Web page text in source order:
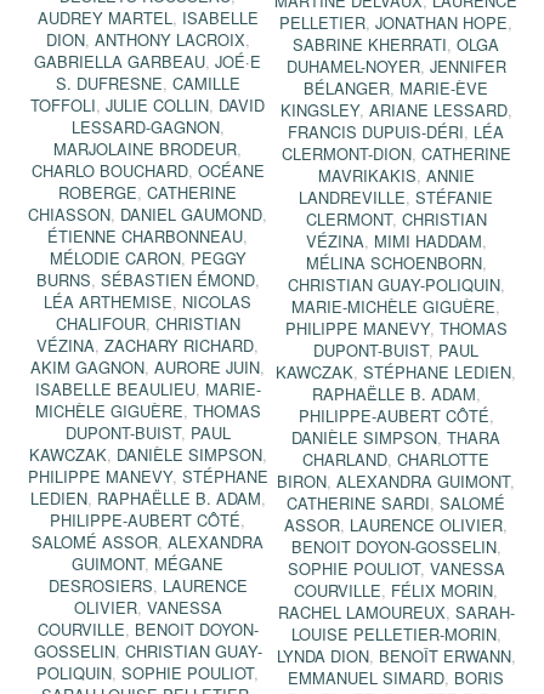
AUDREY MARTEL, ISABELLE
DION, ANTHONY LACROIX,
GABRIELLA GARBEAU,JOÉ·E
S. DUFRESNE, CAMILLE
TOFFOLI,JULIE COLLIN, DAVID
LESSARD-GAGNON,
MARJOLAINE BRODEUR,
CHARLO BOUCHARD, OCÉANE
ROBERGE,CATHERINE
CHIASSON, DANIEL GAUMOND,
ÉTIENNE CHARBONNEAU,
MÉLODIE CARON, PEGGY
BURNS, SÉBASTIEN ÉMOND,
LÉA ARTHEMISE, NICOLAS
CHALIFOUR, CHRISTIAN
VÉZINA,ZACHARY RICHARD,
AKIM GAGNON,AURORE JUIN,
ISABELLE BEAULIEU, MARIE-
MICHÈLE GIGUÈRE, THOMAS
DUPONT-BUIST, PAUL
KAWCZAK, DANIÈLE SIMPSON,
PHILIPPE MANEVY, STÉPHANE
LEDIEN, RAPHAËLLE B. ADAM,
PHILIPPE-AUBERT CÔTÉ,
SALOMÉ ASSOR,ALEXANDRA
GUIMONT, MÉGANE
DESROSIERS, LAURENCE
OLIVIER, VANESSA
COURVILLE, BENOIT DOYON-
GOSSELIN, CHRISTIAN GUAY-
POLIQUIN,SOPHIE POULIOT,
PELLETIER,JONATHAN HOPE,
SABRINE KHERRATI,OLGA
DUHAMEL-NOYER, JENNIFER
BÉLANGER, MARIE-ÈVE
KINGSLEY, ARIANE LESSARD,
FRANCIS DUPUIS-DÉRI, LÉA
CLERMONT-DION, CATHERINE
MAVRIKAKIS, ANNIE
LANDREVILLE,STÉFANIE
CLERMONT, CHRISTIAN
VÉZINA, MIMI HADDAM,
MÉLINA SCHOENBORN,
CHRISTIAN GUAY-POLIQUIN,
MARIE-MICHÈLE GIGUÈRE,
PHILIPPE MANEVY, THOMAS
DUPONT-BUIST, PAUL
KAWCZAK,STÉPHANE LEDIEN,
RAPHAËLLE B. ADAM,
PHILIPPE-AUBERT CÔTÉ,
DANIÈLE SIMPSON,THARA
CHARLAND,CHARLOTTE
BIRON,ALEXANDRA GUIMONT,
CATHERINE SARDI,SALOMÉ
ASSOR, LAURENCE OLIVIER,
BENOIT DOYON-GOSSELIN,
SOPHIE POULIOT, VANESSA
COURVILLE, FÉLIX MORIN,
RACHEL LAMOUREUX, SARAH-
LOUISE PELLETIER-MORIN,
LYNDA DION, BENOÎT ERWANN,
EMMANUEL SIMARD, BORIS